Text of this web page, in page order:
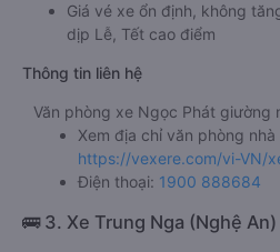
Giá vé xe ổn định, không
dịp Lễ, Tết cao điểm
Thông tin liên hệ
Văn phòng xe Ngọc Phát giường
Xem địa chỉ văn phòng
https://vexere.com/vi-VN/
Điện thoại: 1900 888684
🚌 3. Xe Trung Nga (Nghệ An)